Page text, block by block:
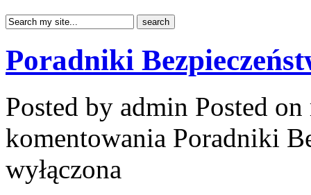
Poradniki
Posted by admin Posted
komentowania Poradniki
wyłączona